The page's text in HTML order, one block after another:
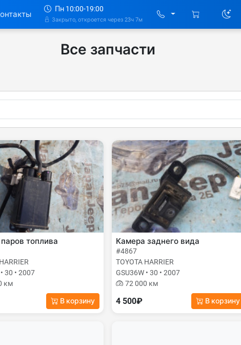
Пн 10:00-19:00
Закрыто, откроется через 23ч 7м
Все запчасти
топлива
30 • 2007
км
В корзину
Камера заднего вида
#4867
TOYOTA HARRIER
GSU36W • 30 • 2007
72 000 км
4 500₽ В корзину